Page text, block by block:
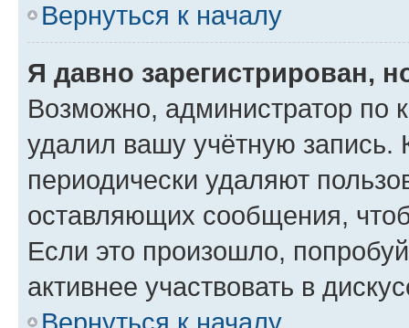
Вернуться к началу
Я давно зарегистрирован,
Возможно, администратор по
удалил вашу учётную запись.
периодически удаляют
оставляющих сообщения,
Если это произошло,
активнее участвовать в